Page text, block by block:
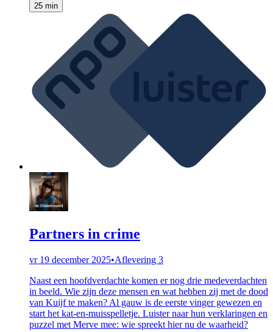
25 min
Partners in crime
vr 19 december 2025•Aflevering 3
Naast een hoofdverdachte komen er nog drie medeverdachten
in beeld. Wie zijn deze mensen en wat hebben zij met de dood
van Kuijf te maken? Al gauw is de eerste vinger gewezen en
start het kat-en-muisspelletje. Luister naar hun verklaringen en
puzzel met Merve mee: wie spreekt hier nu de waarheid?